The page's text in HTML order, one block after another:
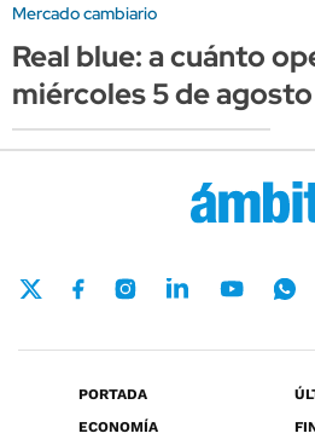
Mercado cambiario
Real blue: a cuánto
miércoles 5 de agosto
PORTADA
ECONOMÍA